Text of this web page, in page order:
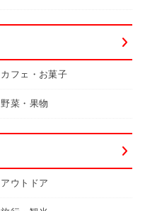
カフェ・お菓子
野菜・果物
アウトドア